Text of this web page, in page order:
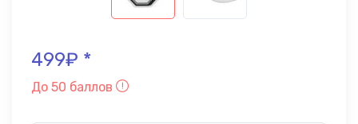
499₽ *
До 50 баллов